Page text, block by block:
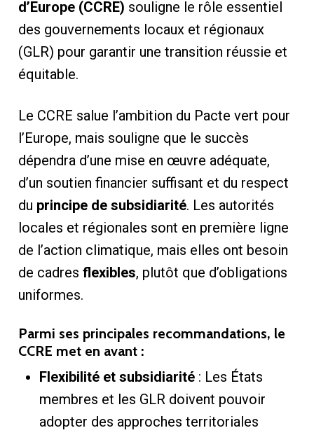
d’Europe (CCRE) souligne le rôle essentiel
des gouvernements locaux et régionaux
(GLR) pour garantir une transition réussie et
équitable.
Le CCRE salue l’ambition du Pacte vert pour
l’Europe, mais souligne que le succès
dépendra d’une mise en œuvre adéquate,
d’un soutien financier suffisant et du respect
du principe de subsidiarité. Les autorités
locales et régionales sont en première ligne
de l’action climatique, mais elles ont besoin
de cadres flexibles, plutôt que d’obligations
uniformes.
Parmi ses principales recommandations, le
CCRE met en avant :
Flexibilité et subsidiarité: Les États
membres et les GLR doivent pouvoir
adopter des approches territoriales